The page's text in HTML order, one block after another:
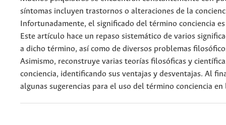
síntomas incluyen trastornos o alteraciones de la
Infortunadamente, el signifi­cado del término conciencia
Este artículo hace un repaso sistemático de varios
a dicho término, así como de diversos problemas
Asimismo, reconstruye varias teorías filosóficas y
conciencia, identificando sus ventajas y desventajas. Al
algunas suge­rencias para el uso del término conciencia